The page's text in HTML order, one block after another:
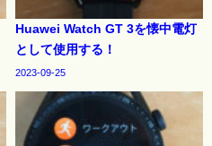
Huawei Watch GT 3を懐中電灯
として使用する！
2023-09-25